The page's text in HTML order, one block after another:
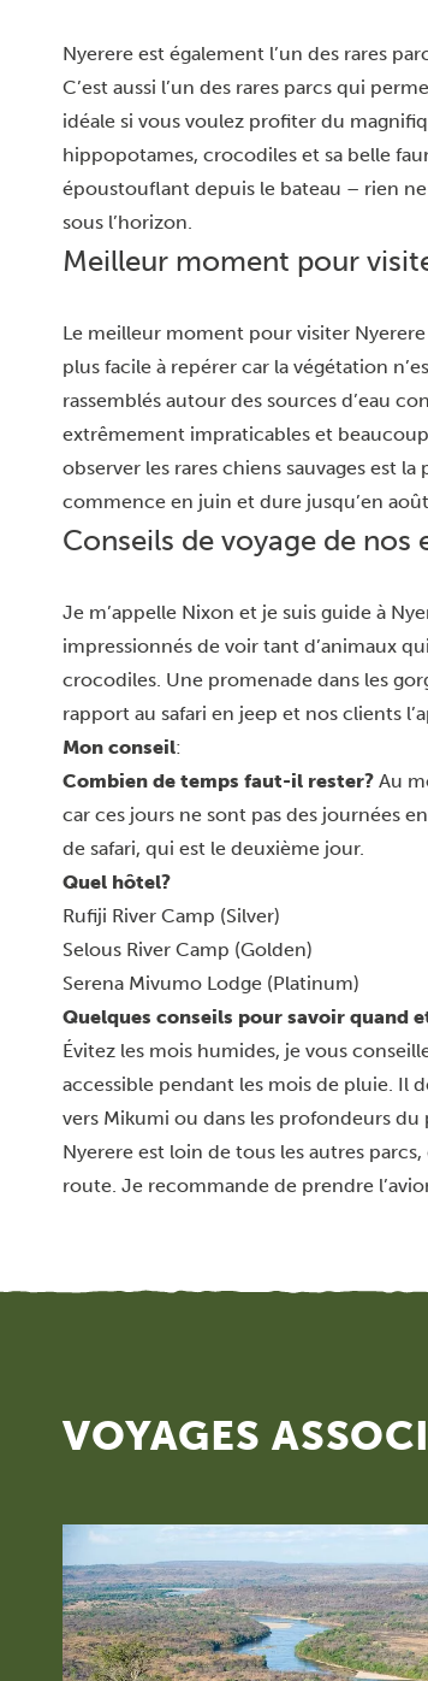
Nyerere est également l’un des rares
C’est aussi l’un des rares parcs qui
idéale si vous voulez profiter du
hippopotames, crocodiles et sa belle
époustouflant depuis le bateau – rien
sous l’horizon.
Meilleur moment pour
Le meilleur moment pour visiter
plus facile à repérer car la végétation
rassemblés autour des sources d’eau
extrêmement impraticables et
observer les rares chiens sauvages est
commence en juin et dure jusqu’en août.
Conseils de voyage de nos
Je m’appelle Nixon et je suis guide à
impressionnés de voir tant d’animaux
crocodiles. Une promenade dans les
rapport au safari en jeep et nos clients
Mon conseil:
Combien de temps faut-il rester? Au
car ces jours ne sont pas des journées
de safari, qui est le deuxième jour.
Quel hôtel?
Rufiji River Camp (Silver)
Selous River Camp (Golden)
Serena Mivumo Lodge (Platinum)
Quelques conseils pour savoir quand
Évitez les mois humides, je vous
accessible pendant les mois de pluie. Il
vers Mikumi ou dans les profondeurs du
Nyerere est loin de tous les autres
route. Je recommande de prendre
VOYAGES